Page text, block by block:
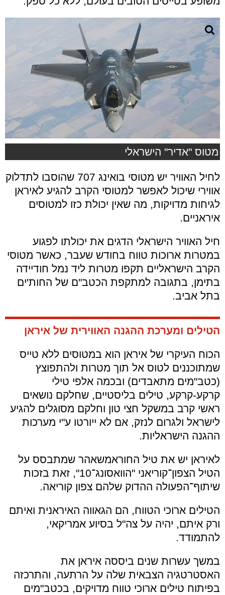
מטוס "אדיר" הישראלי
לחיל האוויר יש מטוסי בואינג 707 שהוסבו לתדלוק
אווירי שיכול לאפשר למטוסי הקרב להגיע לאיראן
לגיחות מדויקות, מה שאין יכולת כזו למטוסים
איראניים.
חיל האוויר הישראלי הדגים את יכולתו לפגוע
במטרות ארוכות טווח בחודש שעבר, כאשר מטוסי
הקרב הישראליים תקפו מטרות ליד נמל חודיידה
בתימן, בתגובה למתקפת הכטב"ם של החות'ים
בתל אביב.
הטילים ומערכת ההגנה האווירית של איראן
הכוח העיקרי של איראן הוא במטוסים ללא טייס
שמתוכננים לטוס אל תוך מטרות ולהתפוצץ
(כטב"מים מתאבדים) ובכמה אלפי טילי
קרקע-קרקע, טילים בליסטיים, שחלקם נושאים
ראשי קרב במשקל חצי טון וחלקם מסוגלים להגיע
לישראל ולגרום לנזק, אם לא ייורטו ע"י מערכות
ההגנה הישראליות.
לאיראן יש את טיל החוראמשאהר שמתבסס על
הטיל הצפון־קוריאני "הוואסונג־10", זאת בזכות
שיתוף־הפעולה ההדוק שלהם צפון קוריאה.
הטילים ארוכי הטווח, הם הגאווה האיראנית ואיתם
ורק איתם, יהיה על צה"ל בסיוע אמריקאי,
להתמודד.
במשך עשרות שנים ביססה איראן את
האסטרטגיה הצבאית שלה על הרתעה, והתרכזה
בפיתוח טילים ארוכי טווח מדויקים, בכטב"מים